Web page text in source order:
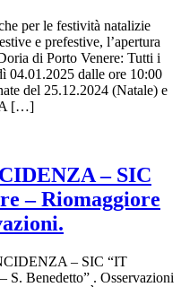
per le festività natalizie
e prefestive, l’apertura
di Porto Venere: Tutti i
04.01.2025 dalle ore 10:00
del 25.12.2024 (Natale) e
[…]
– SIC
– Riomaggiore
– SIC “IT
S. Benedetto” . Osservazioni